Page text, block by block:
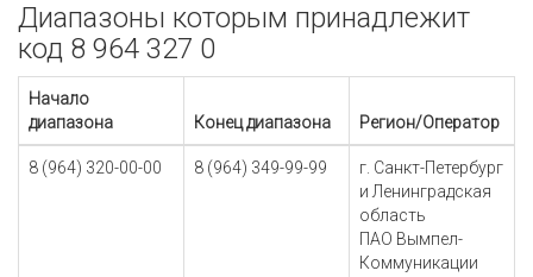
Диапазоны которым принадлежит
код 8 964 327 0
Начало
диапазона
Конец диапазона Регион/Оператор
8 (964) 320-00-00 8 (964) 349-99-99
г. Санкт-Петербург
и Ленинградская
область
ПАО Вымпел-
Коммуникации